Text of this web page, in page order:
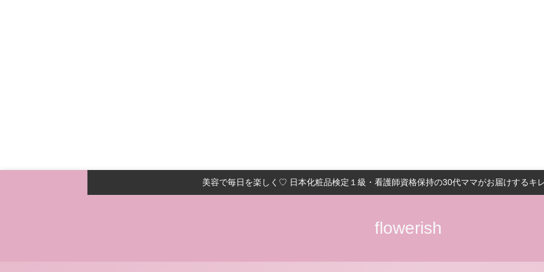
美容で毎日を楽しく♡ 日本化粧品検定１級・看護師資格保持の30代ママがお届けするキ
flowerish